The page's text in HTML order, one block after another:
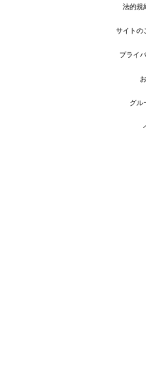
法的規
サイトの
プライ
グル